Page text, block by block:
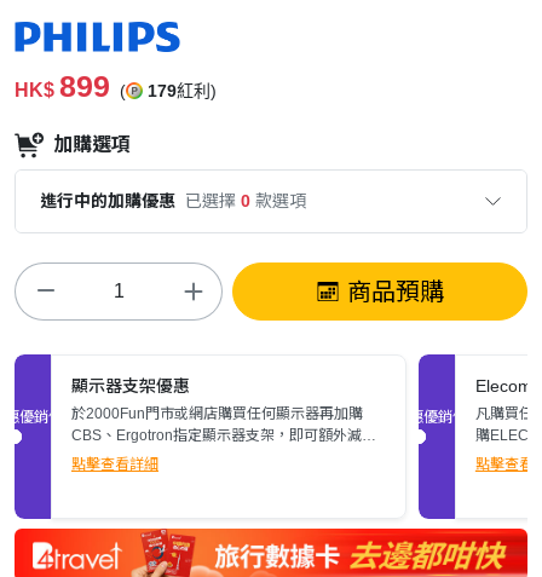
HK$ 899 ( 179紅利)
加購選項
進行中的加購優惠 已選擇 0 款選項
商品預購
促銷優惠
顯示器支架優惠
於2000Fun門市或網店購買任何顯示器再加購
CBS、Ergotron指定顯示器支架，即可額外減多
$200。立即了解詳情>>
點擊查看詳細
促銷優惠
Elecom
凡購買任
購
張)。
點擊查看